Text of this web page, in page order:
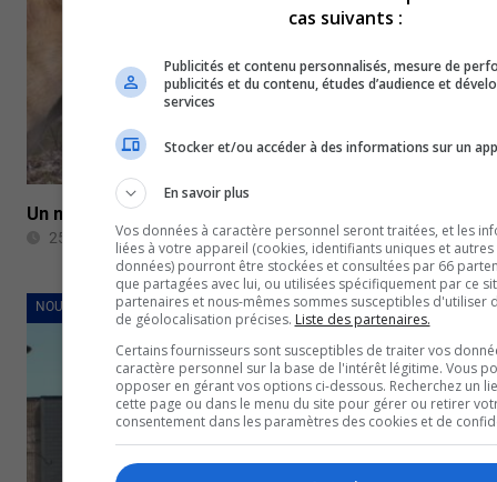
Un nouveau faon dans la harde de caribous de Val-d’Or
25 mai 2022
NOUVELLES
cas suivants :
Publicités et contenu personnalisés, mesure de
publicités et du contenu, études d’audience et
services
Stocker et/ou accéder à des informations sur un
En savoir plus
Vos données à caractère personnel seront traitées, et les
liées à votre appareil (cookies, identifiants uniques et
données) pourront être stockées et consultées par 66
que partagées avec lui, ou utilisées spécifiquement par ce
partenaires et nous-mêmes sommes susceptibles d'utiliser
de géolocalisation précises. Liste des partenaires.
Certains fournisseurs sont susceptibles de traiter vos
caractère personnel sur la base de l'intérêt légitime. Vous
opposer en gérant vos options ci-dessous. Recherchez un
cette page ou dans le menu du site pour gérer ou retirer
consentement dans les paramètres des cookies et de